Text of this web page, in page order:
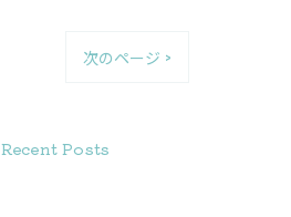
次のページ >
Recent Posts